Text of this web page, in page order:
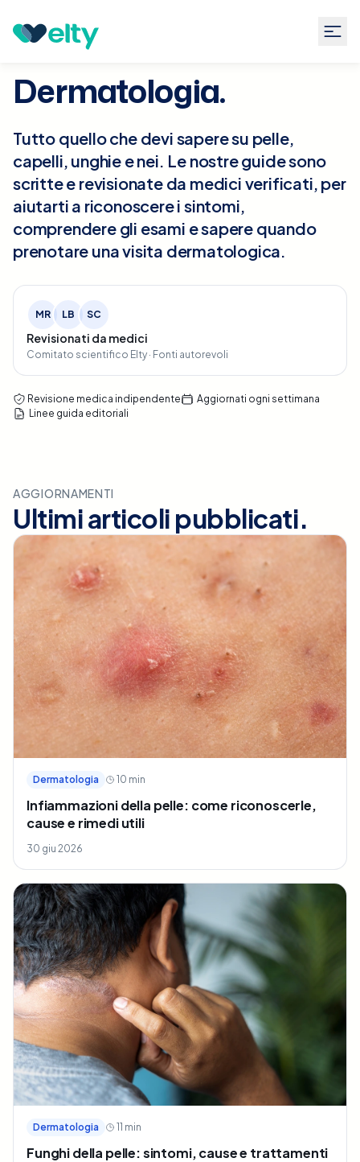
Guide Dermatologia
Dermatologia.
Tutto quello che devi sapere su pelle,
capelli, unghie e nei. Le nostre guide sono
scritte e revisionate da medici verificati, per
aiutarti a riconoscere i sintomi,
comprendere gli esami e sapere quando
prenotare una visita dermatologica.
MR LB SC
Revisionati da medici
Comitato scientifico Elty · Fonti autorevoli
Revisione medica indipendente
Aggiornati ogni settimana
Linee guida editoriali
AGGIORNAMENTI
Ultimi articoli pubblicati.
Dermatologia 10 min
Infiammazioni della pelle: come riconoscerle,
cause e rimedi utili
30 giu 2026
Dermatologia 11 min
Funghi della pelle: sintomi, cause e trattamenti